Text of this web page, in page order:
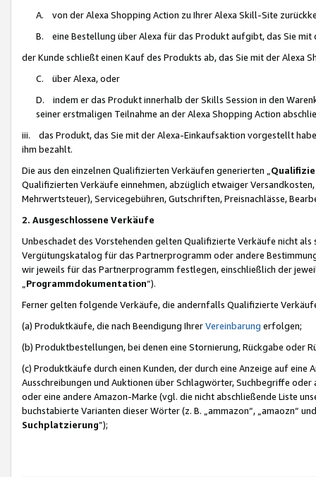
A. von der Alexa Shopping Action zu Ihrer Alexa Skill-Site
B. eine Bestellung über Alexa für das Produkt aufgibt, das Sie mit
der Kunde schließt einen Kauf des Produkts ab, das Sie mit der Alexa
C. über Alexa, oder
D. indem er das Produkt innerhalb der Skills Session in den
seiner erstmaligen Teilnahme an der Alexa Shopping Action
iii. das Produkt, das Sie mit der Alexa-Einkaufsaktion vorgestellt
ihm bezahlt.
Die aus den einzelnen Qualifizierten Verkäufen generierten „
Qualifizierten Verkäufe einnehmen, abzüglich etwaiger
Mehrwertsteuer), Servicegebühren, Gutschriften, Preisnachlässe,
2. Ausgeschlossene Verkäufe
Unbeschadet des Vorstehenden gelten Qualifizierte Verkäufe nicht
Vergütungskatalog für das Partnerprogramm oder andere
wir jeweils für das Partnerprogramm festlegen, einschließlich der
Programmdokumentation“).
Ferner gelten folgende Verkäufe, die andernfalls Qualifizierte
(a) Produktkäufe, die nach Beendigung IhrerVereinbarung erfolgen;
(b) Produktbestellungen, bei denen eine Stornierung, Rückgabe oder
(c) Produktkäufe durch einen Kunden, der durch eine Anzeige auf
Ausschreibungen und Auktionen über Schlagwörter, Suchbegriffe
oder eine andere Amazon-Marke (vgl. die nicht abschließende Liste
buchstabierte Varianten dieser Wörter (z. B. „ammazon“, „amaozn“
Suchplatzierung”);